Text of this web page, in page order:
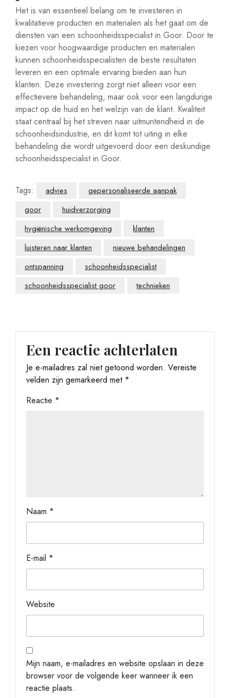
Het is van essentieel belang om te investeren in
kwalitatieve producten en materialen als het gaat om de
diensten van een schoonheidsspecialist in Goor. Door te
kiezen voor hoogwaardige producten en materialen
kunnen schoonheidsspecialisten de beste resultaten
leveren en een optimale ervaring bieden aan hun
klanten. Deze investering zorgt niet alleen voor een
effectievere behandeling, maar ook voor een langdurige
impact op de huid en het welzijn van de klant. Kwaliteit
staat centraal bij het streven naar uitmuntendheid in de
schoonheidsindustrie, en dit komt tot uiting in elke
behandeling die wordt uitgevoerd door een deskundige
schoonheidsspecialist in Goor.
Tags: advies
gepersonaliseerde aanpak
goor
huidverzorging
hygiënische werkomgeving
klanten
luisteren naar klanten
nieuwe behandelingen
ontspanning
schoonheidsspecialist
schoonheidsspecialist goor
technieken
Een reactie achterlaten
Je e-mailadres zal niet getoond worden. Vereiste
velden zijn gemarkeerd met *
Reactie *
Naam *
E-mail *
Website
Mijn naam, e-mailadres en website opslaan in deze
browser voor de volgende keer wanneer ik een
reactie plaats.